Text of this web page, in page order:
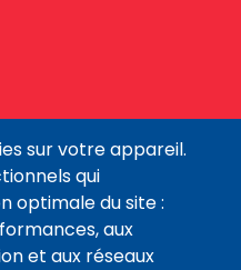
sur votre appareil.
qui
optimale du site :
aux
et aux réseaux